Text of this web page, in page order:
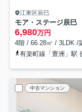
江東区辰巳
モア・ステージ辰巳
6,980万円
4階 / 66.28㎡ / 3LDK /
有楽町線「豊洲」駅
中古マンション